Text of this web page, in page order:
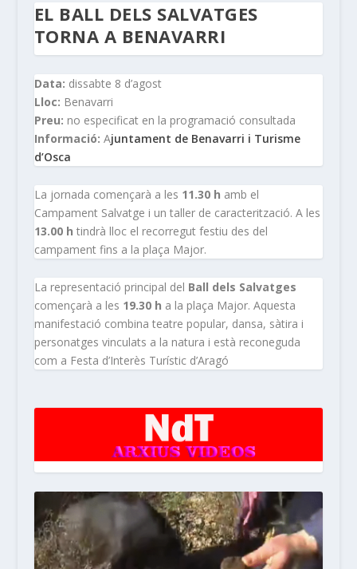
EL BALL DELS SALVATGES
TORNA A BENAVARRI
Data: dissabte 8 d’agost
Lloc: Benavarri
Preu: no especificat en la programació consultada
Informació: Ajuntament de Benavarri i Turisme
d’Osca
La jornada començarà a les 11.30 h amb el
Campament Salvatge i un taller de caracterització. A les
13.00 h tindrà lloc el recorregut festiu des del
campament fins a la plaça Major.
La representació principal del Ball dels Salvatges
començarà a les 19.30 h a la plaça Major. Aquesta
manifestació combina teatre popular, dansa, sàtira i
personatges vinculats a la natura i està reconeguda
com a Festa d’Interès Turístic d’Aragó